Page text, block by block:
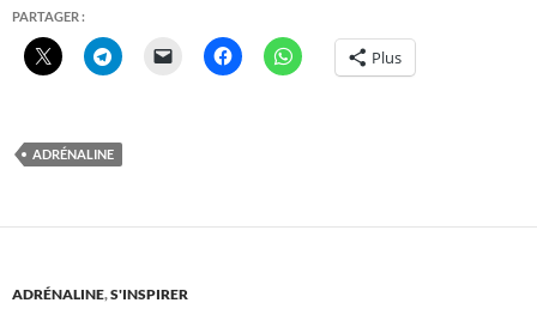
PARTAGER :
Plus
ADRÉNALINE
ADRÉNALINE,S'INSPIRER